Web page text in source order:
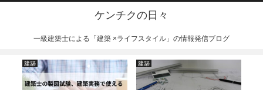
ケンチクの日々
一級建築士による「建築 ×ライフスタイル」の情報発信ブログ
建築 建築